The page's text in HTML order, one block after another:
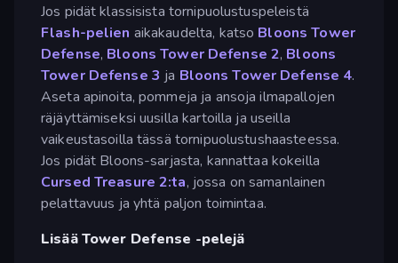
Jos pidät klassisista tornipuolustuspeleistä
Flash-pelien aikakaudelta, katso Bloons Tower
Defense, Bloons Tower Defense 2, Bloons
Tower Defense 3 ja Bloons Tower Defense 4.
Aseta apinoita, pommeja ja ansoja ilmapallojen
räjäyttämiseksi uusilla kartoilla ja useilla
vaikeustasoilla tässä tornipuolustushaasteessa.
Jos pidät Bloons-sarjasta, kannattaa kokeilla
Cursed Treasure 2:ta, jossa on samanlainen
pelattavuus ja yhtä paljon toimintaa.
Lisää Tower Defense -pelejä